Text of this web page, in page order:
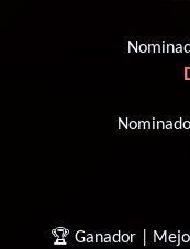
🏆 Ganador |